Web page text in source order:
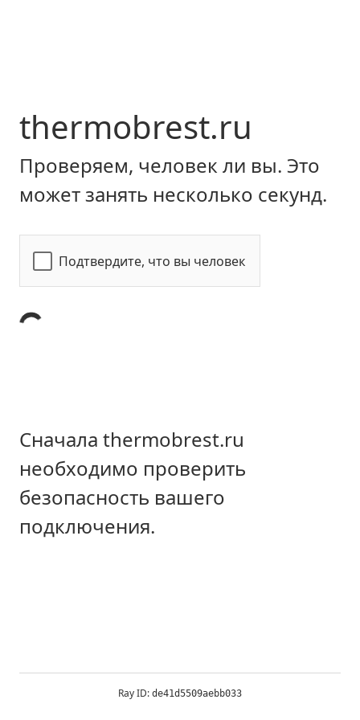
thermobrest.ru
Проверяем, человек ли вы. Это
может занять несколько секунд.
Подтвердите, что вы человек
Сначала thermobrest.ru
необходимо проверить
безопасность вашего
подключения.
Ray ID: de41d5509aebb033